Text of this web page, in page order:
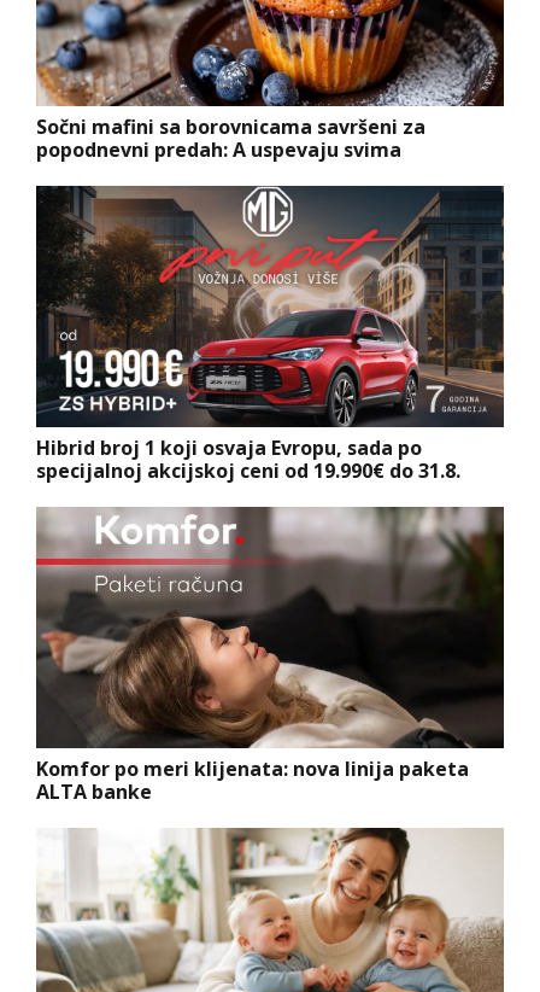
Sočni mafini sa borovnicama savršeni za
popodnevni predah: A uspevaju svima
Hibrid broj 1 koji osvaja Evropu, sada po
specijalnoj akcijskoj ceni od 19.990€ do 31.8.
Komfor po meri klijenata: nova linija paketa
ALTA banke